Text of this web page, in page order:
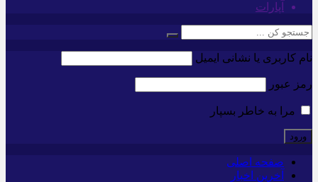
آپارات
نام کاربری یا نشانی ایمیل
رمز عبور
مرا به خاطر بسپار
صفحه اصلی
آخرین اخبار